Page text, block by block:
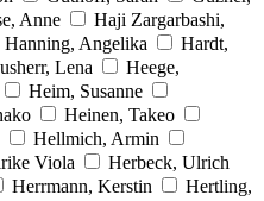
Anne
Haji Zargarbashi,
Hanning, Angelika
Hardt,
Lena
Heege,
Heim, Susanne
Heinen, Takeo
Hellmich, Armin
Viola
Herbeck, Ulrich
Herrmann, Kerstin
Hertling,